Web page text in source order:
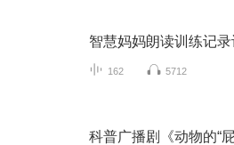
智慧妈妈朗读训练记
162 5712
科普广播剧《动物的“